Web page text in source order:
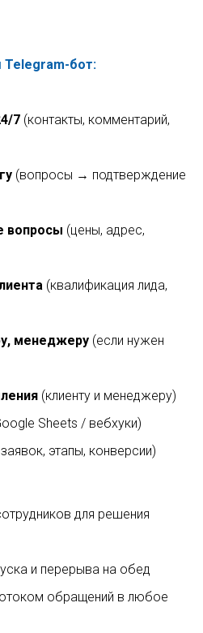
Telegram-бот:
7 (контакты, комментарий,
(вопросы → подтверждение
вопросы (цены, адрес,
(квалификация лида,
менеджеру (если нужен
(клиенту и менеджеру)
Sheets / вебхуки)
этапы, конверсии)
для решения
и перерыва на обед
обращений в любое